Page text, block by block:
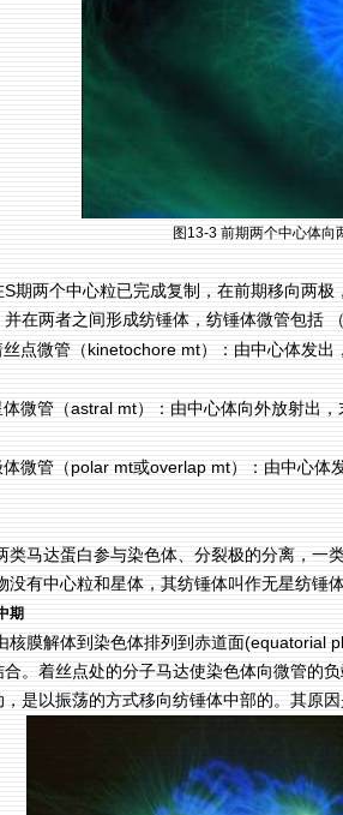
图13-3前期两个中心体向
S期两个中心粒已完成复制，在前期移向两
在两者之间形成纺锤体，纺锤体微管包括
丝点微管（kinetochore mt）：由中心体发出
体微管（astral mt）：由中心体向外放射出，
体微管（polar mt或overlap mt）：由中心体
类马达蛋白参与染色体、分裂极的分离，一
没有中心粒和星体，其纺锤体叫作无星纺锤
期
核膜解体到染色体排列到赤道面(equatorial
合。着丝点处的分子马达使染色体向微管的
，是以振荡的方式移向纺锤体中部的。其原